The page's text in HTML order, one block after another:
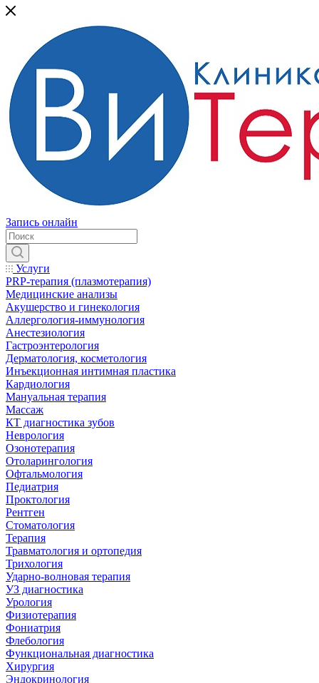
Запись онлайн
Услуги
PRP-терапия (плазмотерапия)
Медицинские анализы
Акушерство и гинекология
Аллергология-иммунология
Анестезиология
Гастроэнтерология
Дерматология, косметология
Инъекционная интимная пластика
Кардиология
Мануальная терапия
Массаж
КТ диагностика зубов
Неврология
Озонотерапия
Отоларингология
Офтальмология
Педиатрия
Проктология
Рентген
Стоматология
Терапия
Травматология и ортопедия
Трихология
Ударно-волновая терапия
УЗ диагностика
Урология
Физиотерапия
Фониатрия
Флебология
Функциональная диагностика
Хирургия
Эндокринология